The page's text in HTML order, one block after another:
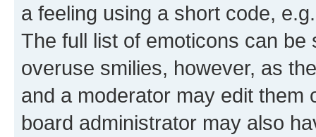
a feeling using a short code,
The full list of emoticons can
overuse smilies, however, as
and a moderator may edit them
board administrator may also